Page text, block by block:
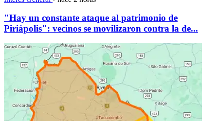
"Hay un constante ataque al patrimonio de
Piriápolis": vecinos se movilizaron contra la de...